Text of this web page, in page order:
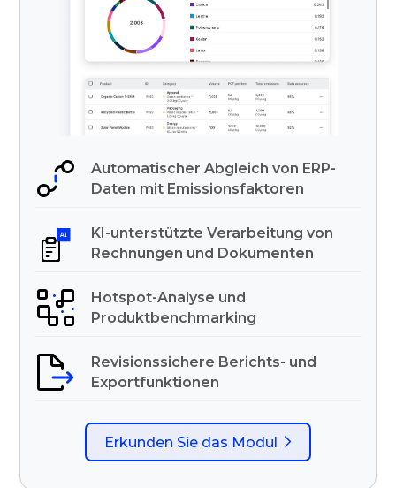
Automatischer Abgleich von ERP-
Daten mit Emissionsfaktoren
KI-unterstützte Verarbeitung von
Rechnungen und Dokumenten
Hotspot-Analyse und
Produktbenchmarking
Revisionssichere Berichts- und
Exportfunktionen
Erkunden Sie das Modul